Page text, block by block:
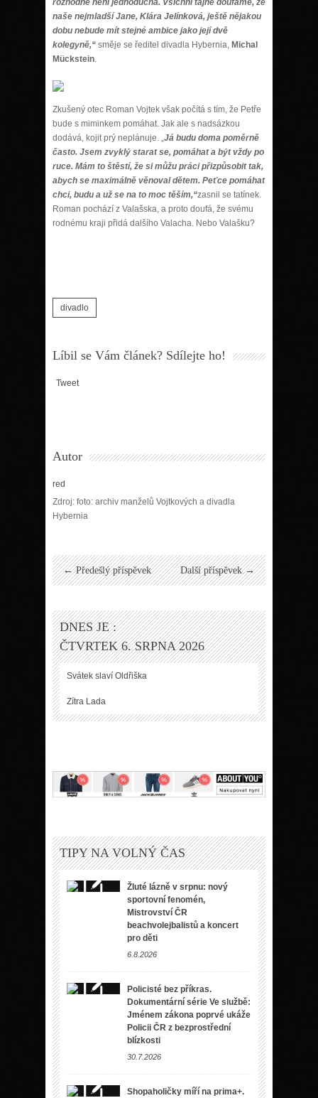
rozhodně není jednoduchá. Všichni tajně doufáme, že
naše nejmladší Jane, Klára Jelínková, ještě nějakou
dobu nebude mít stejné ambice jako její dvě
kolegyně,“ směje se ředitel divadla Hybernia, Michal
Mückstein.
Zkušený otec Roman Vojtek však počítá s tím, že Petře
bude s miminkem pomáhat. Jak ale s nadsázkou
dodává, kojit prý neplánuje. „Já budu doma poměrně
často. Jsem zvyklý starat se, pomáhat a být vždy po
ruce. Mám to štěstí, že si můžu práci přizpůsobit tak,
abych se maximálně věnoval dětem. Peťce pomáhat
chci, budu a už se na to moc těším,“zasnil se tatínek.
Roman pochází z Valašska, a proto doufá, že svému
rodnému kraji přidá dalšího Valacha. Nebo Valašku?
divadlo
Líbil se Vám článek? Sdílejte ho!
Tweet
Autor
red
Zdroj: foto: archiv manželů Vojtkových a divadla
Hybernia
← Předešlý příspěvek Další příspěvek →
DNES JE :
ČTVRTEK 6. SRPNA 2026
Svátek slaví Oldřiška
Zítra Lada
TIPY NA VOLNÝ ČAS
Žluté lázně v srpnu: nový
sportovní fenomén,
Mistrovství ČR
beachvolejbalistů a koncert
pro děti
6.8.2026
Policisté bez příkras.
Dokumentární série Ve službě:
Jménem zákona poprvé ukáže
Policii ČR z bezprostřední
blízkosti
30.7.2026
Shopaholičky míří na prima+.